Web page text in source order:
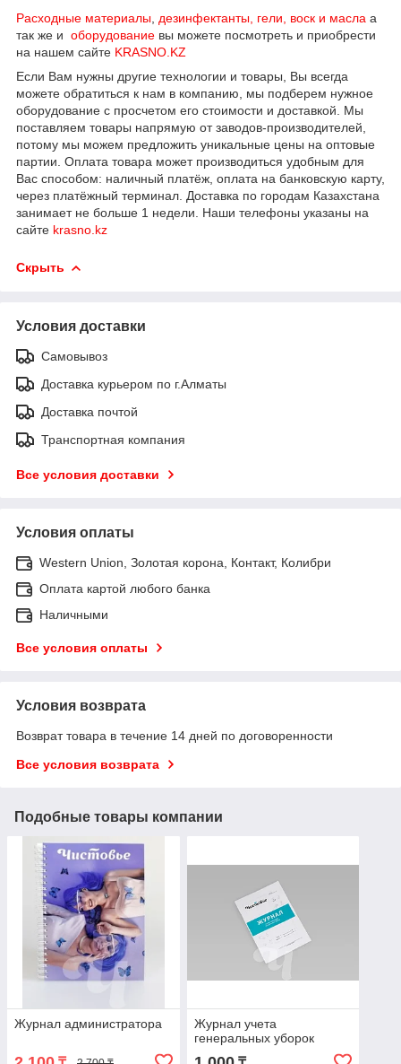
Расходные материалы дезинфектанты, гели, воск и масла а
так же и оборудование вы можете посмотреть и приобрести
на нашем сайте KRASNO.KZ
Если Вам нужны другие технологии и товары, Вы всегда
можете обратиться к нам в компанию, мы подберем нужное
оборудование с просчетом его стоимости и доставкой. Мы
поставляем товары напрямую от заводов-производителей,
потому мы можем предложить уникальные цены на оптовые
партии. Оплата товара может производиться удобным для
Вас способом: наличный платёж, оплата на банковскую карту,
через платёжный терминал. Доставка по городам Казахстана
занимает не больше 1 недели. Наши телефоны указаны на
сайте krasno.kz
Скрыть
Условия доставки
Самовывоз
Доставка курьером по г.Алматы
Доставка почтой
Транспортная компания
Все условия доставки
Условия оплаты
Western Union, Золотая корона, Контакт, Колибри
Оплата картой любого банка
Наличными
Все условия оплаты
Условия возврата
Возврат товара в течение 14 дней по договоренности
Все условия возврата
Подобные товары компании
Журнал администратора
Журнал учета
генеральных уборок